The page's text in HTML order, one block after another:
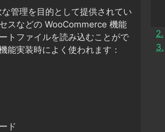
管理を目的として提供されてい
スなどの WooCommerce 機能
トファイルを読み込むことがで
能実装時によく使われます：
ド